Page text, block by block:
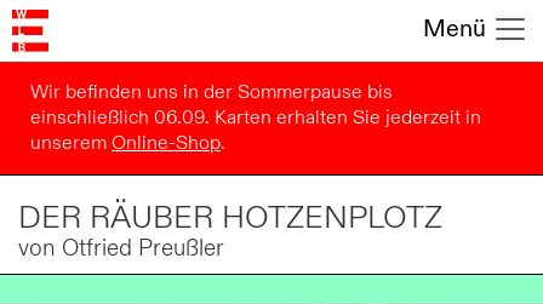
Menü
Wir befinden uns in der Sommerpause bis
einschließlich 06.09. Karten erhalten Sie jederzeit in
unseremOnline-Shop.
DER RÄUBER HOTZENPLOTZ
von Otfried Preußler